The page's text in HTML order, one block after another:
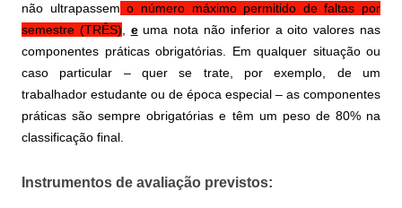
não ultrapassem o número máximo permitido de faltas por
semestre (TRÊS)
e uma nota não inferior a oito valores nas
componentes práticas obrigatórias. Em qualquer situação ou
caso particular – quer se trate, por exemplo, de um
trabalhador estudante ou de época especial – as componentes
práticas são sempre obrigatórias e têm um peso de 80% na
classificação final.
Instrumentos de avaliação previstos: